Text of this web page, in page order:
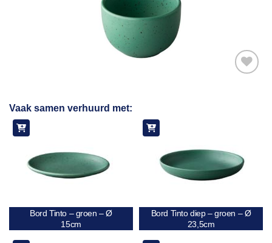
Vaak samen verhuurd met:
Bord Tinto – groen – Ø
15cm
Bord Tinto diep – groen – Ø
23,5cm